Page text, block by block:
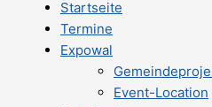
Startseite
Termine
Expowal
Event-Location